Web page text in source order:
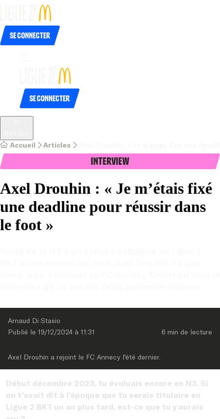
Se connecter
Se connecter
Accueil Articles
Interview
Axel Drouhin : « Je m’étais fixé
une deadline pour réussir dans
le foot »
Arnaud Di Stasio
Publié le 19/12/2024 à 11:31 6 min de lecture
Axel Drouhin a rejoint le FC Annecy l'été dernier.
Début décembre 2023, tu évoluais encore en N3. Si
on t’avait dit à l’époque que tu serais titulaire en
Ligue 2 BKT un an plus tard, est-ce que tu y aurais